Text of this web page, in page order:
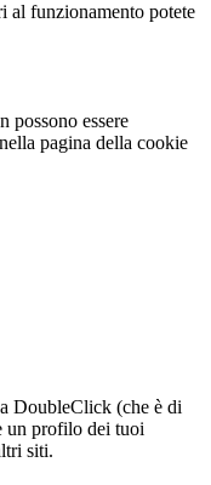
al funzionamento potete
possono essere
pagina della cookie
DoubleClick (che è di
un profilo dei tuoi
siti.